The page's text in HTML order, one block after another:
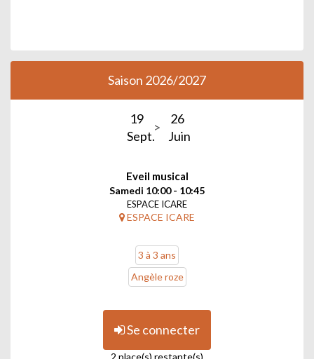
Saison 2026/2027
19
Sept.
26
Juin
Eveil musical
Samedi 10:00 - 10:45
ESPACE ICARE
ESPACE ICARE
3 à 3 ans
Angèle roze
Se connecter
2 place(s) restante(s)